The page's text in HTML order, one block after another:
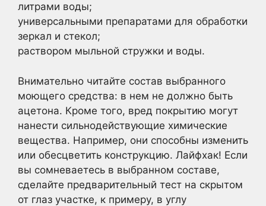
литрами воды;
универсальными препаратами для обработки
зеркал и стекол;
раствором мыльной стружки и воды.
Внимательно читайте состав выбранного
моющего средства: в нем не должно быть
ацетона. Кроме того, вред покрытию могут
нанести сильнодействующие химические
вещества. Например, они способны изменить
или обесцветить конструкцию. Лайфхак! Если
вы сомневаетесь в выбранном составе,
сделайте предварительный тест на скрытом
от глаз участке, к примеру, в углу